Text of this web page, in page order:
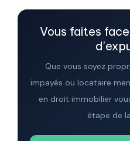
Vous faites
Que vous soyez
impayés ou locataire
en droit immobilier
étape de